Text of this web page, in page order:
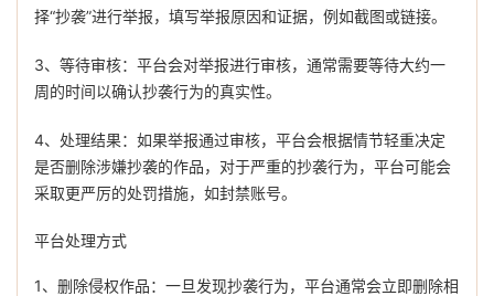
择“抄袭”进行举报，填写举报原因和证据，例如截图或链接。
3、等待审核：平台会对举报进行审核，通常需要等待大约一
周的时间以确认抄袭行为的真实性。
4、处理结果：如果举报通过审核，平台会根据情节轻重决定
是否删除涉嫌抄袭的作品，对于严重的抄袭行为，平台可能会
采取更严厉的处罚措施，如封禁账号。
平台处理方式
1、删除侵权作品：一旦发现抄袭行为，平台通常会立即删除相